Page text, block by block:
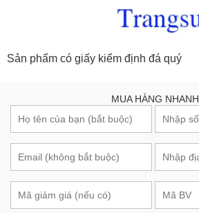
Sản phẩm có giấy kiểm định đá quý
MUA HÀNG NHANH